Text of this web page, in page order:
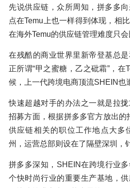
先说供应链，众所周知，拼多多
点在Temu上也一样得到体现，相
在海外Temu的供应链管理难度只会
在残酷的商业世界里新帝登基总是
正所谓“甲之蜜糖，乙之砒霜”，在
候，上一代跨境电商顶流SHEIN也
快速超越对手的办法之一就是拉
招募方面，根据拼多多官方放出的
供应链相关的职位工作地点大多
州，运营总部则设在了隔壁深圳，
拼多多深知，SHEIN在跨境行业
个快时尚行业的重要生产基地，